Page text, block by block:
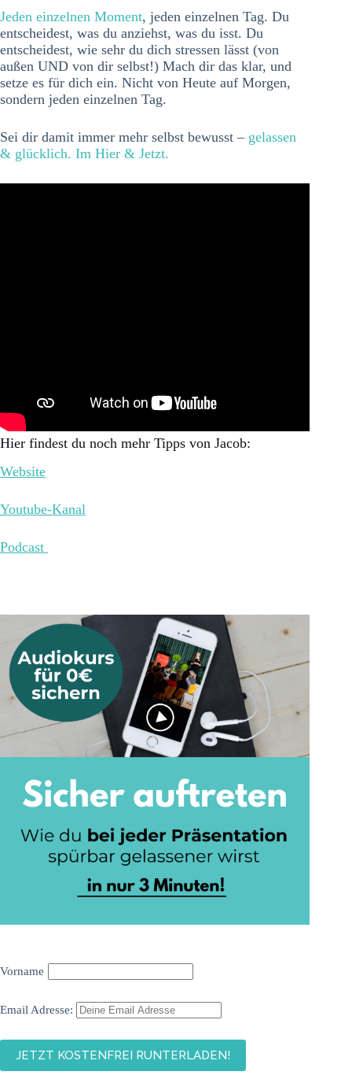
Jeden einzelnen Moment, jeden einzelnen Tag. Du
entscheidest, was du anziehst, was du isst. Du
entscheidest, wie sehr du dich stressen lässt (von
außen UND von dir selbst!) Mach dir das klar, und
setze es für dich ein. Nicht von Heute auf Morgen,
sondern jeden einzelnen Tag.
Sei dir damit immer mehr selbst bewusst – gelassen
& glücklich. Im Hier & Jetzt.
Hier findest du noch mehr Tipps von Jacob:
Website
Youtube-Kanal
Podcast
Vorname
Email Adresse: